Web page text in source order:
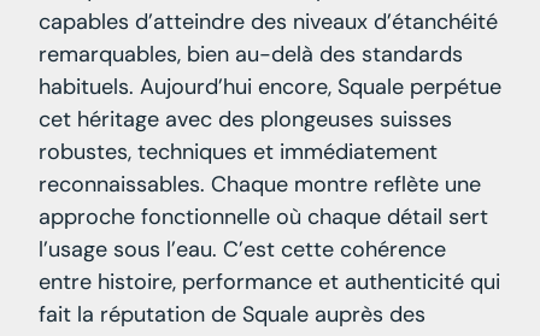
capables d’atteindre des niveaux d’étanchéité
remarquables, bien au-delà des standards
habituels. Aujourd’hui encore, Squale perpétue
cet héritage avec des plongeuses suisses
robustes, techniques et immédiatement
reconnaissables. Chaque montre reflète une
approche fonctionnelle où chaque détail sert
l’usage sous l’eau. C’est cette cohérence
entre histoire, performance et authenticité qui
fait la réputation de Squale auprès des